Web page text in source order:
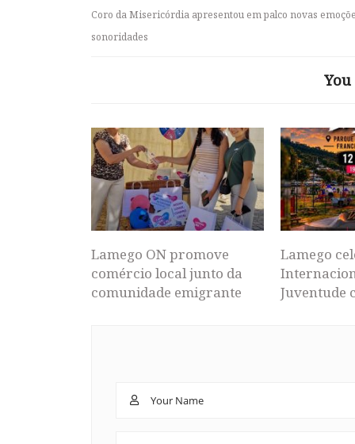
Coro da Misericórdia apresentou em palco novas
sonoridades
Lamego ON promove
comércio local junto da
comunidade emigrante
Lamego
Juventude